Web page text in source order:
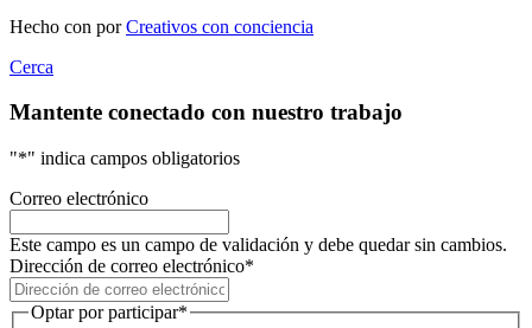
Hecho con porCreativos con conciencia
Cerca
Mantente conectado con nuestro trabajo
"*" indica campos obligatorios
Correo electrónico
Este campo es un campo de validación y debe quedar sin cambios.
Dirección de correo electrónico*
Optar por participar*